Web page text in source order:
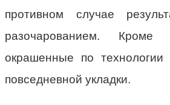
противном случае
разочарованием. Кроме
окрашенные по технологии
повседневной укладки.